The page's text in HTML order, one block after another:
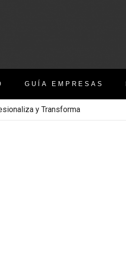
GUÍA EMPRESAS
y Transforma